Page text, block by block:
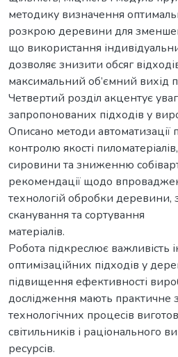
методику визначення
розкрою деревини для
що використання
дозволяє знизити обсяг
максимальний об’ємний вихід
Четвертий розділ акцентує
запропонованих підходів у
Описано методи автоматизації
контролю якості
сировини та зниженню
рекомендації щодо
технологій обробки деревини,
сканування та сортування
матеріалів.
Робота підкреслює важливість
оптимізаційних підходів у
підвищення ефективності
дослідження мають практичне
технологічних процесів
світильників і раціонального
ресурсів.